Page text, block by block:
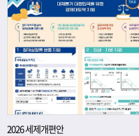
2026 세제개편안